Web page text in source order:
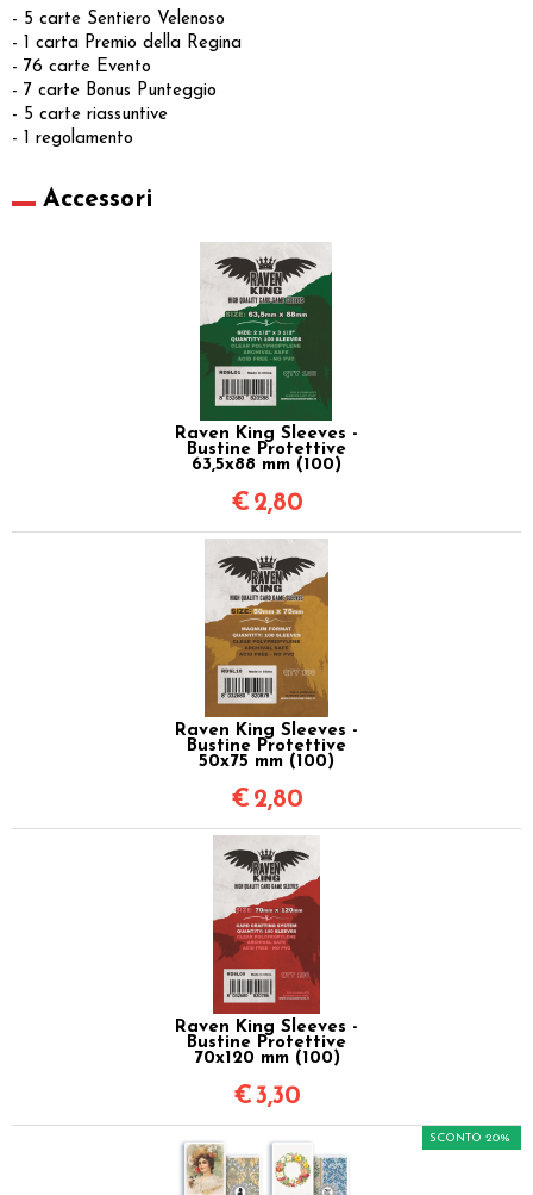
- 5 carte Sentiero Velenoso
- 1 carta Premio della Regina
- 76 carte Evento
- 7 carte Bonus Punteggio
- 5 carte riassuntive
- 1 regolamento
Accessori
Raven King Sleeves -
Bustine Protettive
63,5x88 mm (100)
€ 2,80
Raven King Sleeves -
Bustine Protettive
50x75 mm (100)
€ 2,80
Raven King Sleeves -
Bustine Protettive
70x120 mm (100)
€3,30
SCONTO 20%